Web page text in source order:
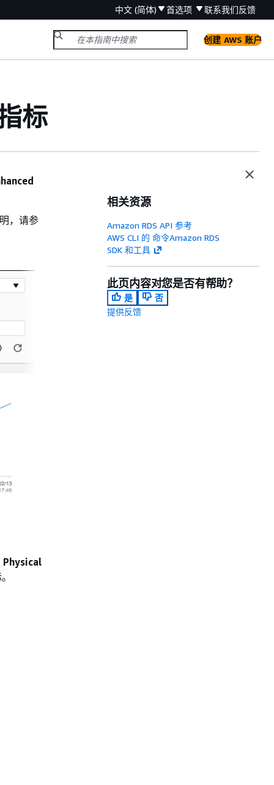
中文 (简体) 首选项 联系我们反馈
创建 AWS 账户
标
，请参
Physical
相关资源
Amazon RDS API 参考
AWS CLI 的 命令Amazon RDS
SDK 和工具
此页内容对您是否有帮助？
是
否
提供反馈